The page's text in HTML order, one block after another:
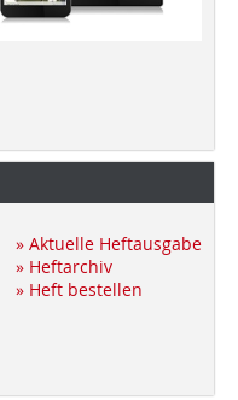
» Aktuelle Heftausgabe
» Heftarchiv
» Heft bestellen